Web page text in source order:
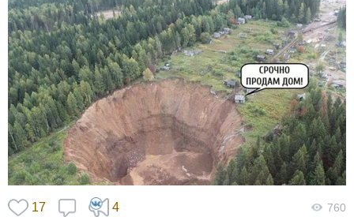
17 4 760